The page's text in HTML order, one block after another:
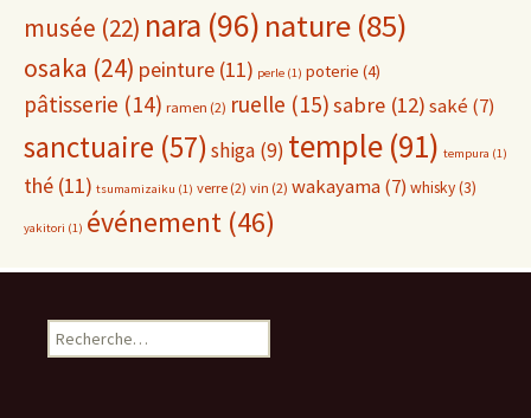
musée (22) nara (96) nature (85)
osaka (24) peinture (11) perle (1) poterie (4)
pâtisserie (14) ramen (2) ruelle (15)sabre (12)saké (7)
sanctuaire (57) shiga (9) temple (91) tempura (1)
thé (11) tsumamizaiku (1) verre(2) vin (2) wakayama(7) whisky(3)
yakitori (1) événement (46)
Rechercher :